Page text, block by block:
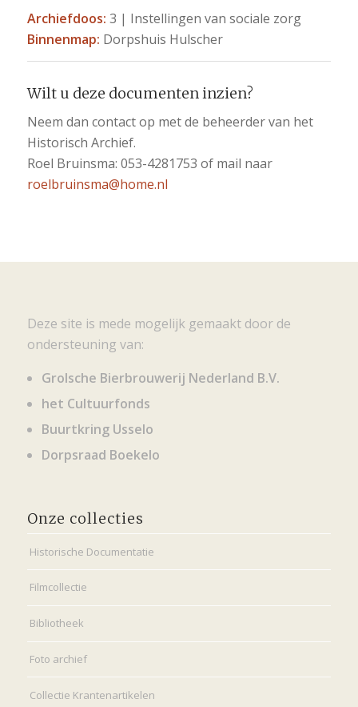
Archiefdoos: 3 | Instellingen van sociale zorg
Binnenmap: Dorpshuis Hulscher
Wilt u deze documenten inzien?
Neem dan contact op met de beheerder van het
Historisch Archief.
Roel Bruinsma: 053-4281753 of mail naar
roelbruinsma@home.nl
Deze site is mede mogelijk gemaakt door de
ondersteuning van:
Grolsche Bierbrouwerij Nederland B.V.
het Cultuurfonds
Buurtkring Usselo
Dorpsraad Boekelo
Onze collecties
Historische Documentatie
Filmcollectie
Bibliotheek
Foto archief
Collectie Krantenartikelen